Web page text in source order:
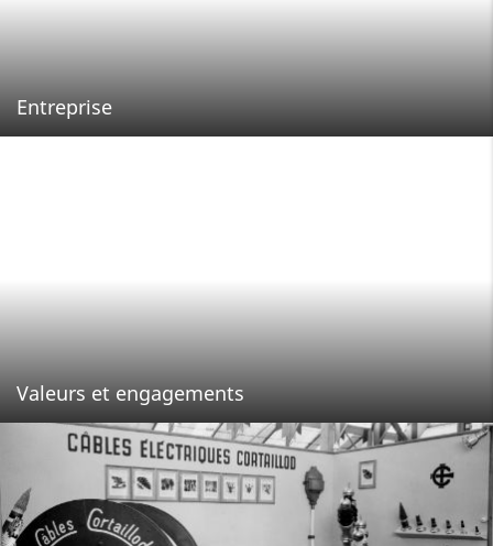
Entreprise
Valeurs et engagements